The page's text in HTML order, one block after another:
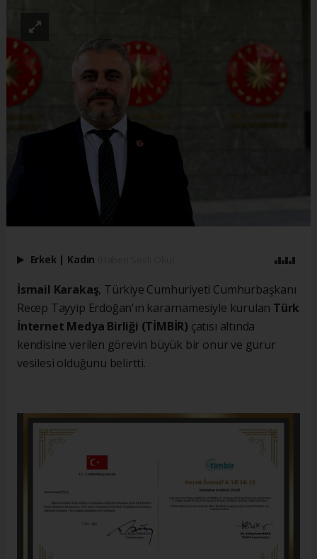
Erkek | Kadın
İsmail Karakaş, Türkiye Cumhuriyeti Cumhurbaşkanı
Recep Tayyip Erdoğan'ın kararnamesiyle kurulan Türk
İnternet Medya Birliği (TİMBİR) çatısı altında
kendisine verilen görevin büyük bir onur ve gurur
vesilesi olduğunu belirtti.